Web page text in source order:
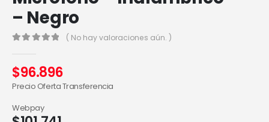
– Negro
( No hay valoraciones aún. )
$96.896
Precio Oferta Transferencia
Webpay